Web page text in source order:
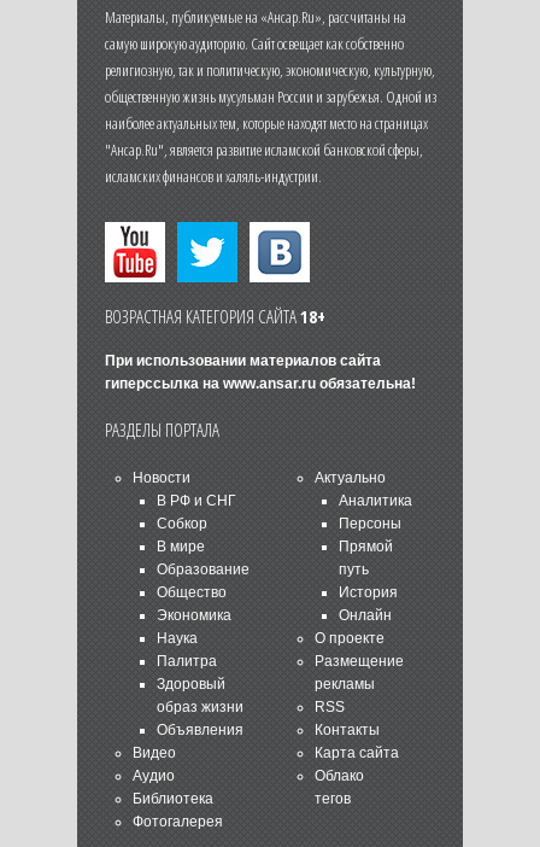
Материалы, публикуемые на «Ансар.Ru», рассчитаны на
самую широкую аудиторию. Сайт освещает как собственно
религиозную, так и политическую, экономическую, культурную,
общественную жизнь мусульман России и зарубежья. Одной из
наиболее актуальных тем, которые находят место на страницах
"Ансар.Ru", является развитие исламской банковской сферы,
исламских финансов и халяль-индустрии.
ВОЗРАСТНАЯ КАТЕГОРИЯ САЙТА18+
При использовании материалов сайта
гиперссылка на www.ansar.ruобязательна!
РАЗДЕЛЫ ПОРТАЛА
Новости
В РФ и СНГ
Собкор
В мире
Образование
Общество
Экономика
Наука
Палитра
Здоровый
образ жизни
Объявления
Видео
Аудио
Библиотека
Фотогалерея
Актуально
Аналитика
Персоны
Прямой
путь
История
Онлайн
О проекте
Размещение
рекламы
RSS
Контакты
Карта сайта
Облако
тегов